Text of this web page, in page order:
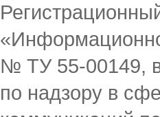
№ ТУ 55-00149,
по надзору в